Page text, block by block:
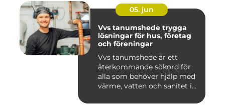
05. jun
Vvs tanumshede trygga
lösningar för hus, företag
och föreningar
Vvs tanumshede är ett
återkommande sökord för
alla som behöver hjälp med
värme, vatten och sanitet i...